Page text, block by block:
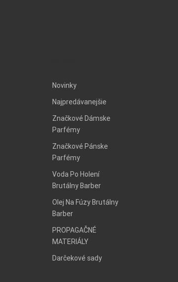
Novinky
Najpredávanejšie
Značkové Dámske
Parfémy
Značkové Pánske
Parfémy
Voda Po Holení
Brutálny Barber
Olej Na Fúzy Brutálny
Barber
PROPAGAČNÉ
MATERIÁLY
Darčekové sady